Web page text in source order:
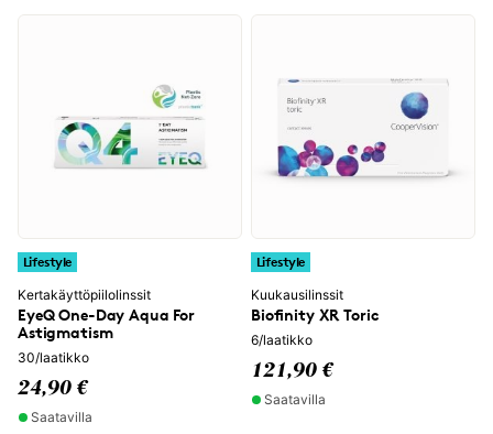
Lifestyle
Kertakäyttöpiilolinssit
EyeQ One-Day Aqua For
Astigmatism
30/laatikko
24,90 €
Saatavilla
Lifestyle
Kuukausilinssit
Biofinity XR Toric
6/laatikko
121,90 €
Saatavilla